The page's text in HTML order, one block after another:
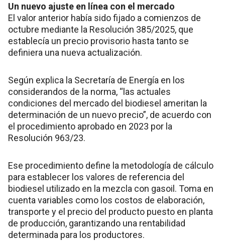
Un nuevo ajuste en línea con el mercado
El valor anterior había sido fijado a comienzos de
octubre mediante la Resolución 385/2025, que
establecía un precio provisorio hasta tanto se
definiera una nueva actualización.
Según explica la Secretaría de Energía en los
considerandos de la norma, “las actuales
condiciones del mercado del biodiesel ameritan la
determinación de un nuevo precio”, de acuerdo con
el procedimiento aprobado en 2023 por la
Resolución 963/23.
Ese procedimiento define la metodología de cálculo
para establecer los valores de referencia del
biodiesel utilizado en la mezcla con gasoil. Toma en
cuenta variables como los costos de elaboración,
transporte y el precio del producto puesto en planta
de producción, garantizando una rentabilidad
determinada para los productores.